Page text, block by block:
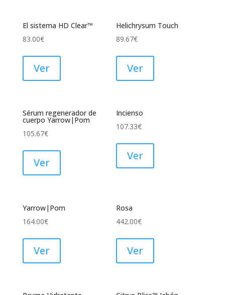
El sistema HD Clear™
83.00€
Ver
Helichrysum Touch
89.67€
Ver
Sérum regenerador de
cuerpo Yarrow|Pom
105.67€
Ver
Incienso
107.33€
Ver
Yarrow|Pom
164.00€
Ver
Rosa
442.00€
Ver